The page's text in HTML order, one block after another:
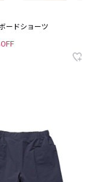
ードショーツ